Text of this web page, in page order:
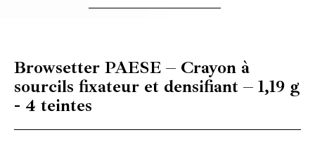
Browsetter PAESE – Crayon à
sourcils fixateur et densifiant – 1,19 g
- 4 teintes